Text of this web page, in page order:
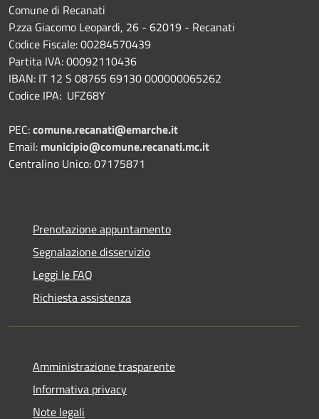
Comune di Recanati
P.zza Giacomo Leopardi, 26 - 62019 - Recanati
Codice Fiscale: 00284570439
Partita IVA: 00092110436
IBAN: IT 12 S 08765 69130 000000065262
Codice IPA: UFZ68Y
PEC:comune.recanati@emarche.it
Email: municipio@comune.recanati.mc.it
Centralino Unico: 07175871
Prenotazione appuntamento
Segnalazione disservizio
Leggi le FAQ
Richiesta assistenza
Amministrazione trasparente
Informativa privacy
Note legali